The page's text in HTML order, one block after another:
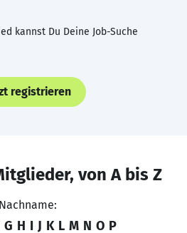
kannst Du Deine Job-Suche
registrieren
von A bis Z
Nachname:
G H I J K L M N O P